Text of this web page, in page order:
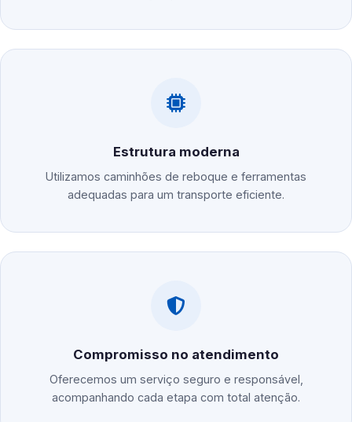
Estrutura moderna
Utilizamos caminhões de reboque e ferramentas
adequadas para um transporte eficiente.
Compromisso no atendimento
Oferecemos um serviço seguro e responsável,
acompanhando cada etapa com total atenção.